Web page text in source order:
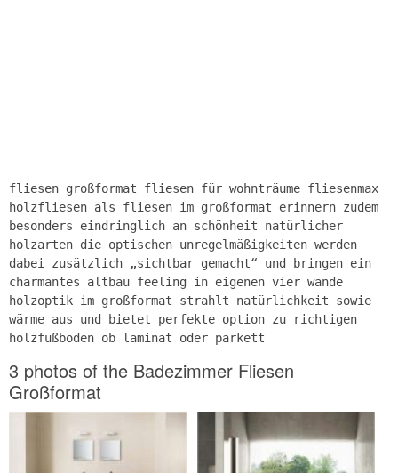
fliesen großformat fliesen für wohnträume fliesenmax
holzfliesen als fliesen im großformat erinnern zudem
besonders eindringlich an schönheit natürlicher
holzarten die optischen unregelmäßigkeiten werden
dabei zusätzlich „sichtbar gemacht“ und bringen ein
charmantes altbau feeling in eigenen vier wände
holzoptik im großformat strahlt natürlichkeit sowie
wärme aus und bietet perfekte option zu richtigen
holzfußböden ob laminat oder parkett
3 photos of the Badezimmer Fliesen
Großformat